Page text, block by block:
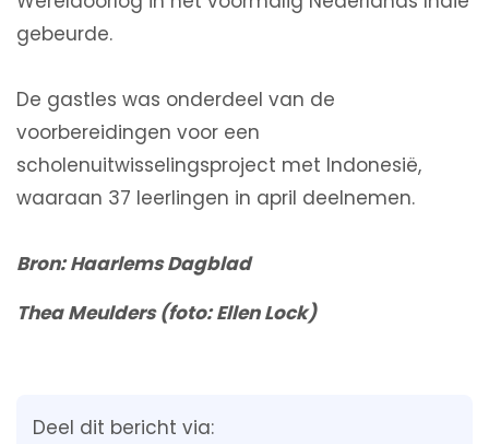
gebeurde.
De gastles was onderdeel van de
voorbereidingen voor een
scholenuitwisselingsproject met Indonesië,
waaraan 37 leerlingen in april deelnemen.
Bron: Haarlems Dagblad
Thea Meulders (foto: Ellen Lock)
Deel dit bericht via: